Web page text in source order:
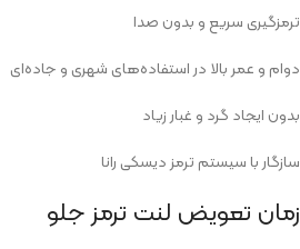
ترمزگیری سریع و بدون صدا
دوام و عمر بالا در استفاده‌های شهری و جاده‌ای
بدون ایجاد گرد و غبار زیاد
سازگار با سیستم ترمز دیسکی رانا
زمان تعویض لنت ترمز جلو